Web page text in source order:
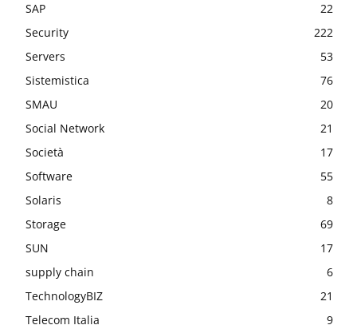
SAP
22
Security
222
Servers
53
Sistemistica
76
SMAU
20
Social Network
21
Società
17
Software
55
Solaris
8
Storage
69
SUN
17
supply chain
6
TechnologyBIZ
21
Telecom Italia
9